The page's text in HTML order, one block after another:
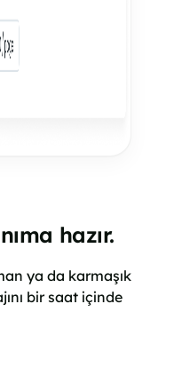
hazır.
ya da karmaşık
bir saat içinde